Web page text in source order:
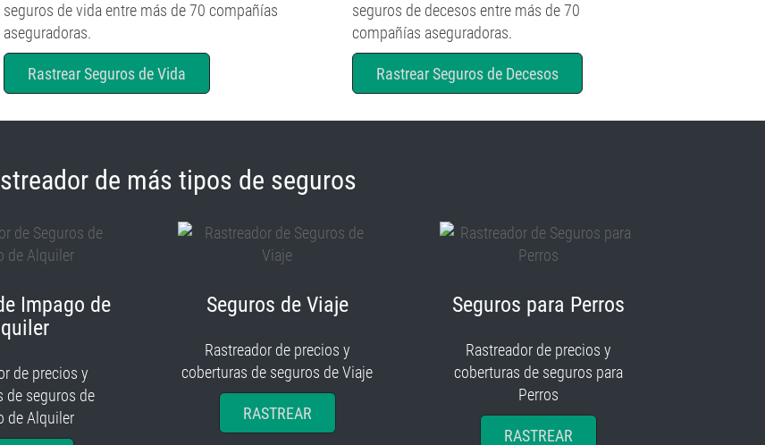
seguros de vida entre más de 70 compañías
aseguradoras.
Rastrear Seguros de Vida
seguros de decesos entre más de 70
compañías aseguradoras.
Rastrear Seguros de Decesos
de más tipos de seguros
Impago de
de precios y
de seguros de
de Alquiler
Seguros de Viaje
Rastreador de precios y
coberturas de seguros de Viaje
RASTREAR
Seguros para Perros
Rastreador de precios y
coberturas de seguros para
Perros
RASTREAR